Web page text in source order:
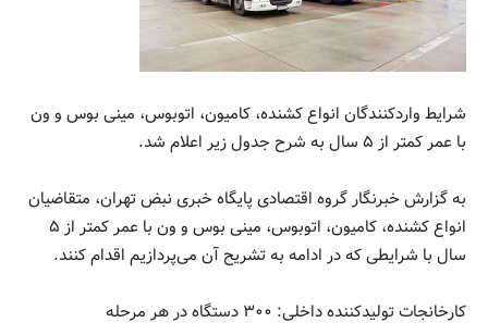
شرایط واردکنندگان انواع کشنده، کامیون، اتوبوس، مینی بوس و ون
با عمر کمتر از ۵ سال به شرح جدول زیر اعلام شد.
به گزارش خبرنگار گروه اقتصادی پایگاه خبری نبض تهران، متقاضیان
انواع کشنده، کامیون، اتوبوس، مینی بوس و ون با عمر کمتر از ۵
سال با شرایطی که در ادامه به تشریح آن می‌پردازیم اقدام کنند.
کارخانجات تولیدکننده داخلی: ۳۰۰ دستگاه در هر مرحله